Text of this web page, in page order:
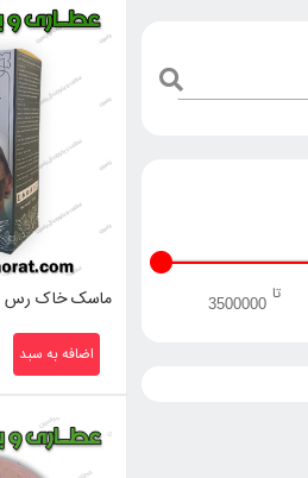
تا ماسک خاک رس
اضافه به سبد